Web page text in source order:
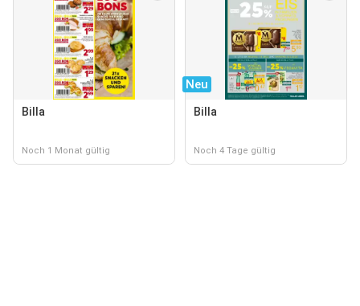
Billa
Noch 1 Monat gültig
Neu
Billa
Noch 4 Tage gültig